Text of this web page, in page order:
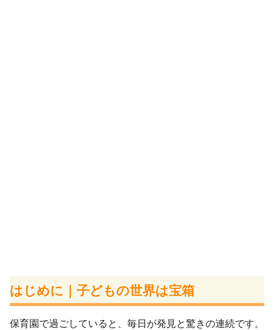
はじめに｜子どもの世界は宝箱
保育園で過ごしていると、毎日が発見と驚きの連続です。